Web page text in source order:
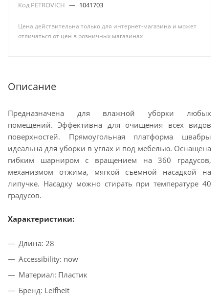
Код PETROVICH — 1041703
Цена действительна только для интернет-магазина и может
отличаться от цен в розничных магазинах
Описание
Предназначена для влажной уборки любых
помещений. Эффективна для очищения всех видов
поверхностей. Прямоугольная платформа швабры
идеальна для уборки в углах и под мебелью. Оснащена
гибким шарниром с вращением на 360 градусов,
механизмом отжима, мягкой съемной насадкой на
липучке. Насадку можно стирать при температуре 40
градусов.
Характеристики:
Длина: 28
Accessibility: now
Материал: Пластик
Бренд: Leifheit